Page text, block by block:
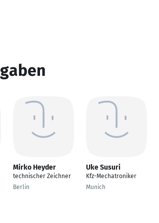
Mirko Heyder
technischer Zeichner
Berlin
Uke Susuri
Kfz-Mechatroniker
Munich